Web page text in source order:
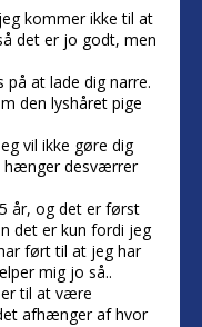
kommer ikke til at
det er jo godt, men
på at lade dig narre.
den lyshåret pige
vil ikke gøre dig
hænger desværrer
år, og det er først
det er kun fordi jeg
ført til at jeg har
mig jo så..
til at være
afhænger af hvor